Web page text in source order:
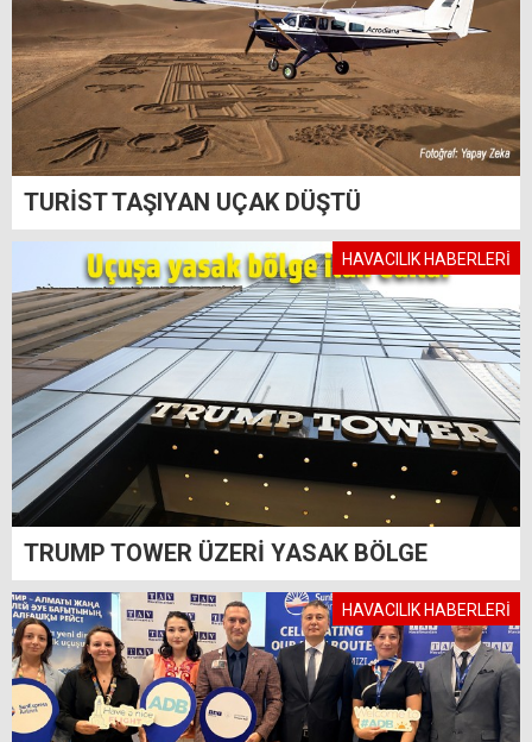
TURİST TAŞIYAN UÇAK DÜŞTÜ
HAVACILIK HABERLERİ
TRUMP TOWER ÜZERİ YASAK BÖLGE
HAVACILIK HABERLERİ